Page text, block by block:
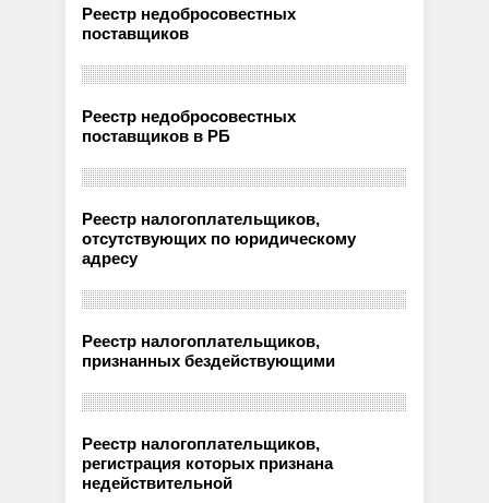
Реестр недобросовестных
поставщиков
Реестр недобросовестных
поставщиков в РБ
Реестр налогоплательщиков,
отсутствующих по юридическому
адресу
Реестр налогоплательщиков,
признанных бездействующими
Реестр налогоплательщиков,
регистрация которых признана
недействительной